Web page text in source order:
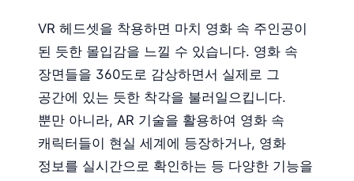
VR 헤드셋을 착용하면 마치 영화 속 주인공이
된 듯한 몰입감을 느낄 수 있습니다. 영화 속
장면들을 360도로 감상하면서 실제로 그
공간에 있는 듯한 착각을 불러일으킵니다.
뿐만 아니라, AR 기술을 활용하여 영화 속
캐릭터들이 현실 세계에 등장하거나, 영화
정보를 실시간으로 확인하는 등 다양한 기능을